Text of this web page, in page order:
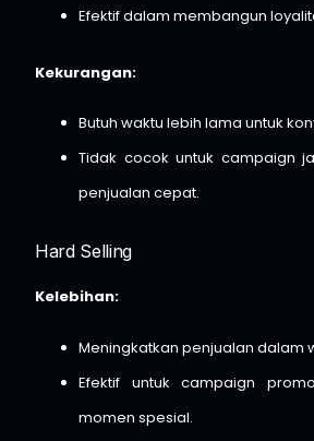
Efektif dalam membangun
Kekurangan:
Butuh waktu lebih lama untuk
Tidak cocok untuk campaign
penjualan cepat.
Hard Selling
Kelebihan:
Meningkatkan penjualan dalam
Efektif untuk campaign
momen spesial.